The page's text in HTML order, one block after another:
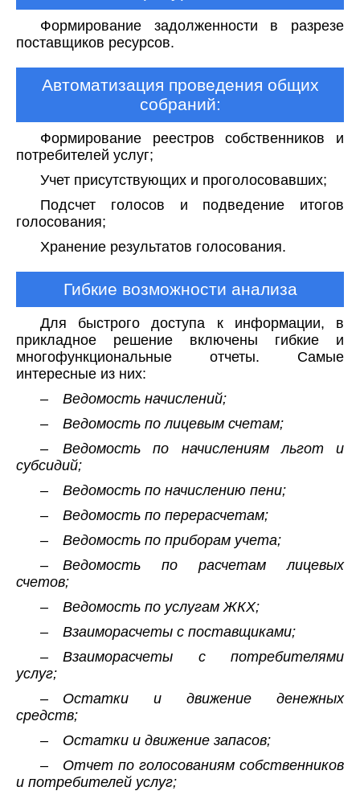
Формирование задолженности в разрезе
поставщиков ресурсов.
Автоматизация проведения общих
собраний:
Формирование реестров собственников и
потребителей услуг;
Учет присутствующих и проголосовавших;
Подсчет голосов и подведение итогов
голосования;
Хранение результатов голосования.
Гибкие возможности анализа
Для быстрого доступа к информации, в
прикладное решение включены гибкие и
многофункциональные отчеты. Самые
интересные из них:
– Ведомость начислений;
– Ведомость по лицевым счетам;
– Ведомость по начислениям льгот и
субсидий;
– Ведомость по начислению пени;
– Ведомость по перерасчетам;
– Ведомость по приборам учета;
– Ведомость по расчетам лицевых
счетов;
– Ведомость по услугам ЖКХ;
– Взаиморасчеты с поставщиками;
– Взаиморасчеты с потребителями
услуг;
– Остатки и движение денежных
средств;
– Остатки и движение запасов;
– Отчет по голосованиям собственников
и потребителей услуг;